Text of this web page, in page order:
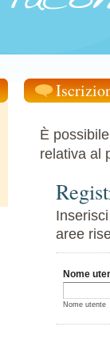
È
relativa al
aree
Nome
Nome utente